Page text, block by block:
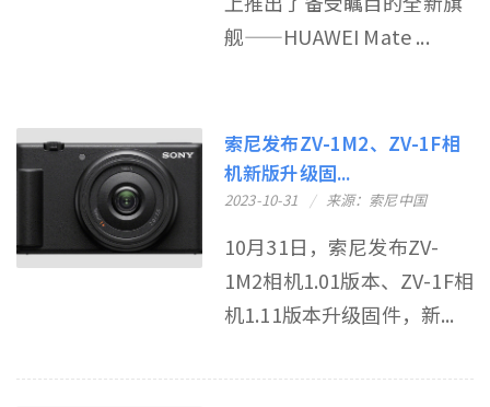
舰——HUAWEI Mate ...
索尼发布ZV-1M2、ZV-1F相
机新版升级固...
2023-10-31 来源：索尼中国
10月31日，索尼发布ZV-
1M2相机1.01版本、ZV-1F相
机1.11版本升级固件，新...